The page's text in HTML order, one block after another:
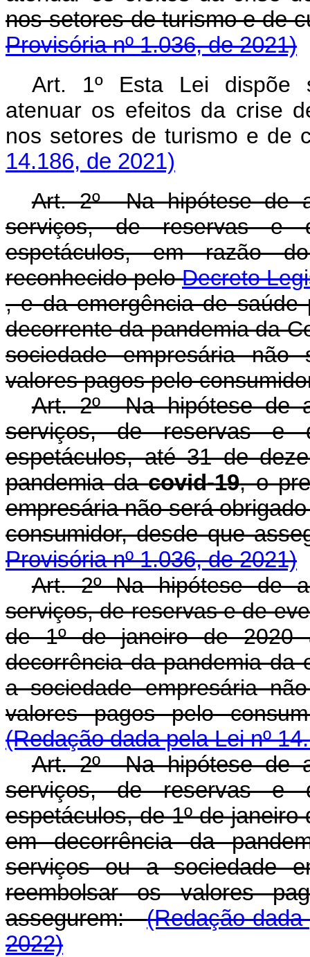
nos setores de turismo e de
Provisória nº 1.036, de 2021)
Art. 1º Esta Lei dispõe
atenuar os efeitos da crise
nos setores de turismo e
14.186, de 2021)
Art. 2º Na hipótese de
serviços, de reservas e
espetáculos, em razão
reconhecido peloDecreto
, e da emergência de saúde
decorrente da pandemia da
sociedade empresária
valores pagos pelo
Art. 2º Na hipótese de
serviços, de reservas e
espetáculos, até 31 de
pandemia dacovid-19, o
empresária não será
consumidor, desde que
Provisória nº 1.036, de 2021)
Art. 2º Na hipótese de
serviços, de reservas e de
de 1º de janeiro de 2020
decorrência da pandemia da
a sociedade empresária
valores pagos pelo
(Redação dada pela Lei nº
Art. 2º Na hipótese de
serviços, de reservas e
espetáculos, de 1º de
em decorrência da
serviços ou a sociedade
reembolsar os valores
assegurem:(Redação
2022)